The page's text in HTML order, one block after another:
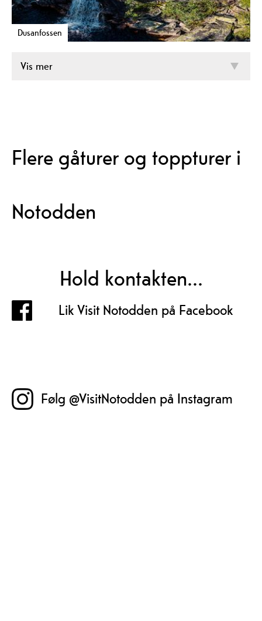
Dusanfossen
Vis mer
Flere gåturer og toppturer i
Notodden
Hold kontakten...
Lik Visit Notodden på Facebook
Følg @VisitNotodden på Instagram